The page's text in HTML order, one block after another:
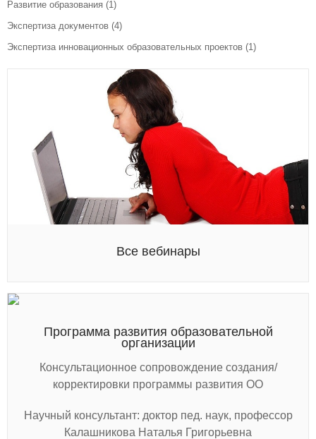
Развитие образования (1)
Экспертиза документов (4)
Экспертиза инновационных образовательных проектов (1)
Все вебинары
Программа развития образовательной
организации
Консультационное сопровождение создания/
корректировки программы развития ОО
Научный консультант: доктор пед. наук, профессор
Калашникова Наталья Григорьевна